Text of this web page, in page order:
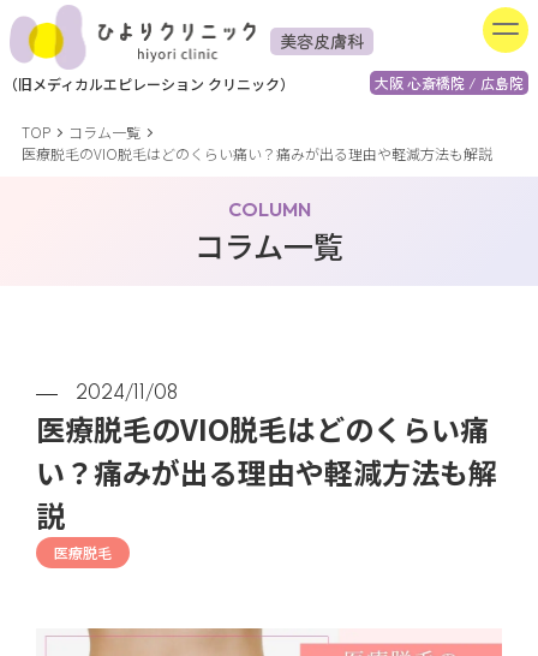
美容皮膚科
大阪 心斎橋院 / 広島院
（旧メディカルエピレーション クリニック）
TOP
コラム一覧
医療脱毛のVIO脱毛はどのくらい痛い？痛みが出る理由や軽減方法も解説
COLUMN
コラム一覧
2024/11/08
医療脱毛のVIO脱毛はどのくらい痛
い？痛みが出る理由や軽減方法も解
説
医療脱毛